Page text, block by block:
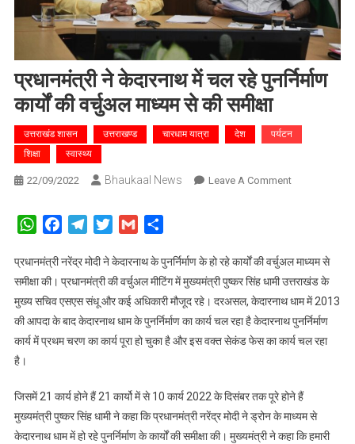
प्रधानमंत्री ने केदारनाथ में चल रहे पुनर्निर्माण
कार्यों की वर्चुअल माध्यम से की समीक्षा
उत्तराखंड शासन उत्तराखण्ड चारधाम यात्रा देश
पर्यटन
शिक्षा
स्वास्थ्य
22/09/2022 Bhaukaal News Leave A CommentOn
रहे
पुनर्निर्माण
कार्यों
की
से
की
समीक्षा
WhatsAppFacebookTelegramTwitterGmail
प्रधानमंत्री नरेंद्र मोदी ने केदारनाथ के पुनर्निर्माण के हो रहे कार्यों की वर्चुअल माध्यम से
समीक्षा की। प्रधानमंत्री की वर्चुअल मीटिंग में मुख्यमंत्री पुष्कर सिंह धामी उत्तराखंड के
मुख्य सचिव एसएस संधू और कई अधिकारी मौजूद रहे। दरअसल, केदारनाथ धाम में 2013
की आपदा के बाद केदारनाथ धाम के पुनर्निर्माण का कार्य चल रहा है केदारनाथ पुनर्निर्माण
कार्य में प्रथम चरण का कार्य पूरा हो चुका है और इस वक्त सेकंड फेस का कार्य चल रहा
है।
जिसमें 21 कार्य होने हैं 21 कार्यो में से 10 कार्य 2022 के दिसंबर तक पूरे होने हैं
मुख्यमंत्री पुष्कर सिंह धामी ने कहा कि प्रधानमंत्री नरेंद्र मोदी ने ड्रोन के माध्यम से
केदारनाथ धाम में हो रहे पुनर्निर्माण के कार्यों की समीक्षा की। मुख्यमंत्री ने कहा कि हमारी